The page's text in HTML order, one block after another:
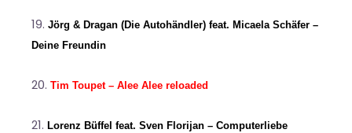
Jörg & Dragan (Die Autohändler) feat. Micaela Schäfer –
Deine Freundin
Tim Toupet – Alee Alee reloaded
Lorenz Büffel feat. Sven Florijan – Computerliebe